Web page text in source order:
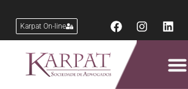
Karpat On-line